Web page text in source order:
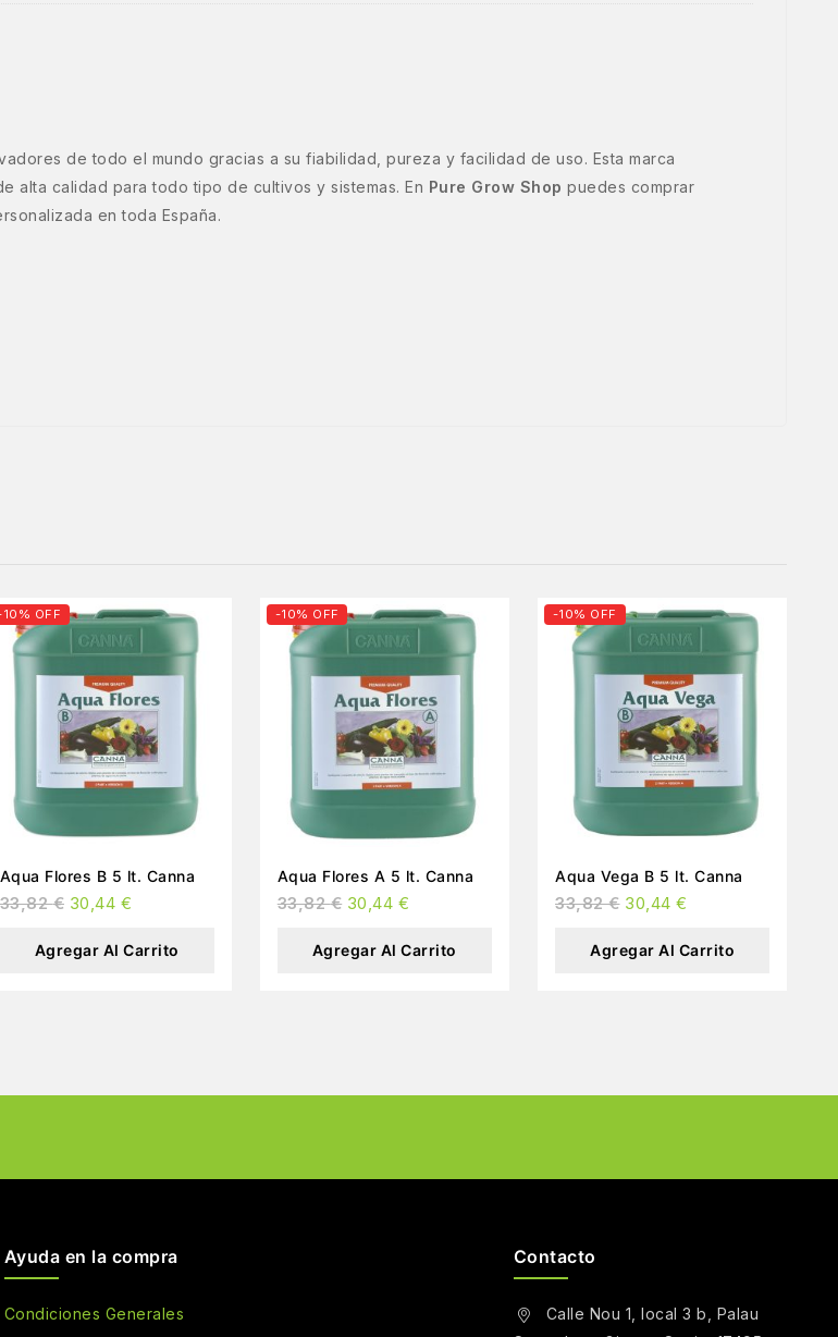
de todo el mundo gracias a su fiabilidad, pureza y facilidad de uso. Esta marca
alta calidad para todo tipo de cultivos y sistemas. En Pure Grow Shop puedes comprar
en toda España.
OFF
Aqua Flores B 5 lt. Canna
33,82€ 30,44 €
Agregar Al Carrito
-10% OFF
Aqua Flores A 5 lt. Canna
33,82€ 30,44 €
Agregar Al Carrito
-10% OFF
Aqua Vega B 5 lt. Canna
33,82€ 30,44 €
Agregar Al Carrito
Ayuda en la compra
Condiciones Generales
Contacto
Calle Nou 1, local 3 b, Palau